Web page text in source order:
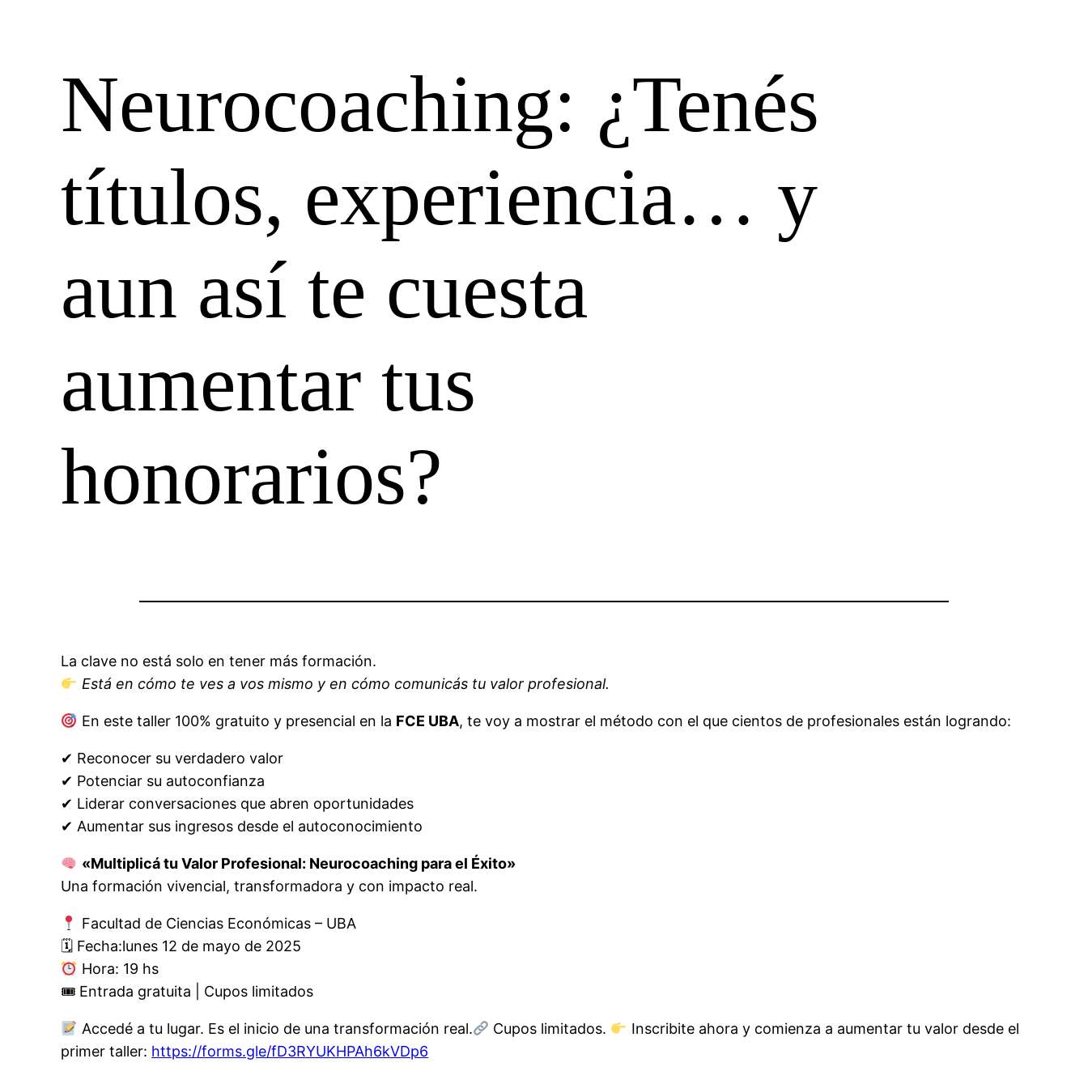
Neurocoaching: ¿Tenés
títulos, experiencia… y
aun así te cuesta
aumentar tus
honorarios?
La clave no está solo en tener más formación.
Está en cómo te ves a vos mismo y en cómo comunicás tu valor profesional.
En este taller 100% gratuito y presencial en la FCE UBA, te voy a mostrar el método con el que cientos de profesionales están logrando:
✔ Reconocer su verdadero valor
✔ Potenciar su autoconfianza
✔ Liderar conversaciones que abren oportunidades
✔ Aumentar sus ingresos desde el autoconocimiento
«Multiplicá tu Valor Profesional: Neurocoaching para el Éxito»
Una formación vivencial, transformadora y con impacto real.
Facultad de Ciencias Económicas – UBA
🗓 Fecha:lunes 12 de mayo de 2025
Hora: 19 hs
🎟 Entrada gratuita | Cupos limitados
Accedé a tu lugar. Es el inicio de una transformación real. Cupos limitados.
Inscribite ahora y comienza a aumentar tu valor desde el
primer taller: https://forms.gle/fD3RYUKHPAh6kVDp6